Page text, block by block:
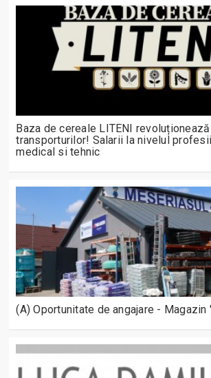
Baza de cereale LITENI
transporturilor! Salarii la nivelul
medical si tehnic
(A) Oportunitate de angajare - Magazin